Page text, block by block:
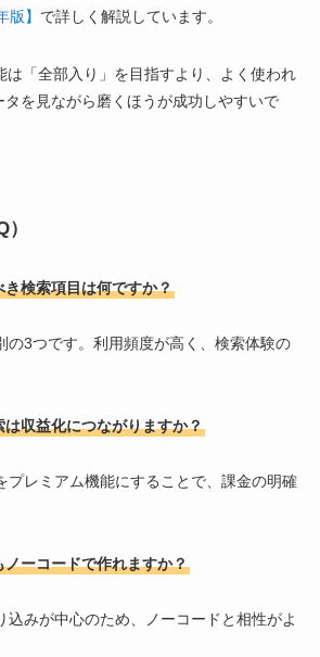
】 で詳しく解説しています。
は「全部入り」を目指すより、よく使われ
を見ながら磨くほうが成功しやすいで
検索項目は何ですか？
の3つです。利用頻度が高く、検索体験の
収益化につながりますか？
プレミアム機能にすることで、課金の明確
ーコードで作れますか？
込みが中心のため、ノーコードと相性がよ